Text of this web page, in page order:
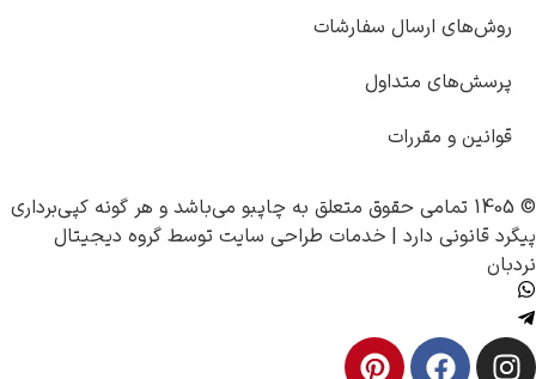
ارسال سفارشات
متداول
و مقررات
چاپبومی‌باشد و هر گونه کپی‌برداری
دارد |خدمات طراحی سایت توسط گروه دیجیتال